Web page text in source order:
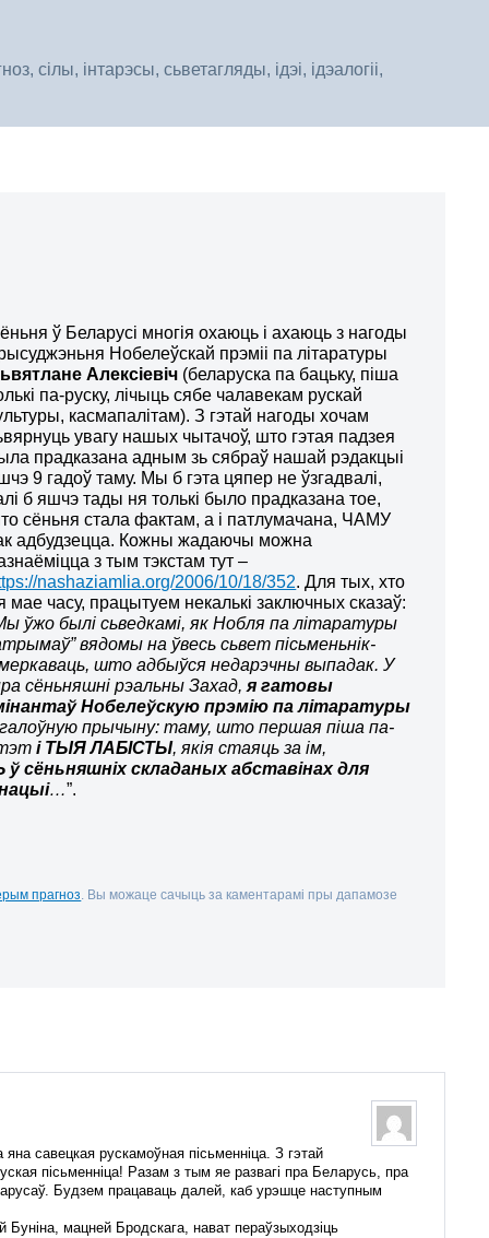
сілы, інтарэсы, сьветагляды, ідэі, ідэалогіі,
ў Беларусі многія охаюць і ахаюць з нагоды
Нобелеўскай прэміі па літаратуры
Алексіевіч (беларуска па бацьку, піша
па-руску, лічыць сябе чалавекам рускай
касмапалітам). З гэтай нагоды хочам
увагу нашых чытачоў, што гэтая падзея
прадказана адным зь сябраў нашай рэдакцыі
9 гадоў таму. Мы б гэта цяпер не ўзгадвалі,
б яшчэ тады ня толькі было прадказана тое,
сёньня стала фактам, а і патлумачана, ЧАМУ
адбудзецца. Кожны жадаючы можна
з тым тэкстам тут –
nashaziamlia.org/2006/10/18/352. Для тых, хто
мае часу, працытуем некалькі заключных сказаў:
ўжо былі сьведкамі, як Нобля па літаратуры
вядомы на ўвесь сьвет пісьменьнік-
што адбыўся недарэчны выпадак. У
сёньняшні рэальны Захад,я гатовы
Нобелеўскую прэмію па літаратуры
прычыну: таму, што першая піша па-
і ТЫЯ ЛАБІСТЫ, якія стаяць за ім,
складаных абставінах для
…”.
прагноз
. Вы можаце сачыць за каментарамі пры дапамозе
савецкая рускамоўная пісьменніца. З гэтай
пісьменніца! Разам з тым яе развагі пра Беларусь, пра
Будзем працаваць далей, каб урэшце наступным
мацней Бродскага, нават пераўзыходзіць